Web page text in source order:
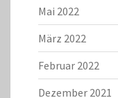
Mai 2022
März 2022
Februar 2022
Dezember 2021